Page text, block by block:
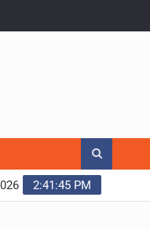
2:41:46 PM